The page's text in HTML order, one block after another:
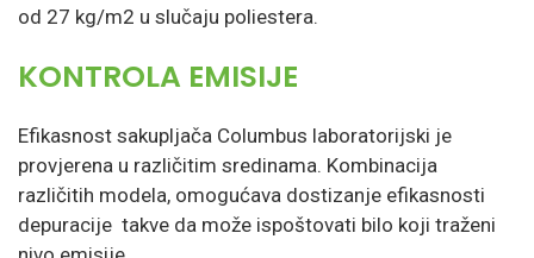
od 27 kg/m2 u slučaju poliestera.
KONTROLA EMISIJE
Efikasnost sakupljača Columbus laboratorijski je
provjerena u različitim sredinama. Kombinacija
različitih modela, omogućava dostizanje efikasnosti
depuracije takve da može ispoštovati bilo koji traženi